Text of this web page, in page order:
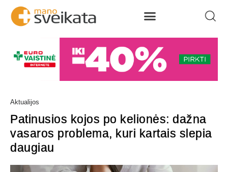
Aktualijos
Patinusios kojos po kelionės: dažna
vasaros problema, kuri kartais slepia
daugiau